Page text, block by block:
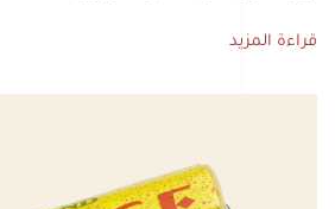
قراءة المزيد